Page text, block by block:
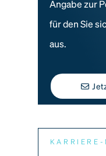
Angabe zur
für den Sie
aus.
KARRIERE-